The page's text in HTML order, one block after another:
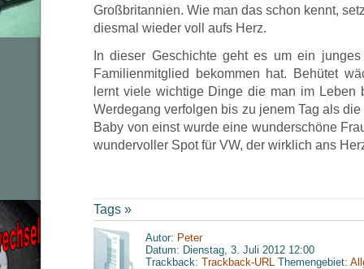
Großbritannien. Wie man das schon kennt,
diesmal wieder voll aufs Herz.
In dieser Geschichte geht es um ein
Familienmitglied bekommen hat. Behütet
lernt viele wichtige Dinge die man im Leben
Werdegang verfolgen bis zu jenem Tag als
Baby von einst wurde eine wunderschöne
wundervoller Spot für VW, der wirklich ans
Tags »
Autor: Peter
Datum: Dienstag, 3. Juli 2012 12:00
Trackback: Trackback-URL Themengebiet: